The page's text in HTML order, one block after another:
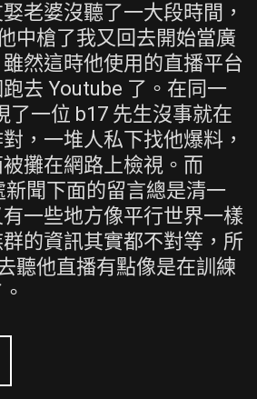
老婆沒聽了一大段時間，
中槍了我又回去開始當廣
然這時他使用的直播平台
去 Youtube 了。在同一
了一位 b17 先生沒事就在
，一堆人私下找他爆料，
攤在網路上檢視。而
新聞下面的留言總是清一
一些地方像平行世界一樣
的資訊其實都不對等，所
聽他直播有點像是在訓練